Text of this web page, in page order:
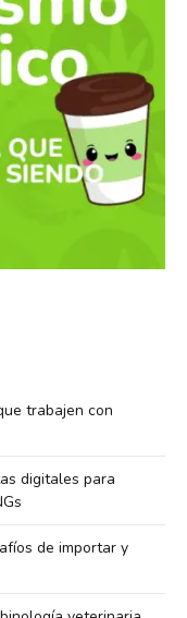
trabajen con
digitales para
de importar y